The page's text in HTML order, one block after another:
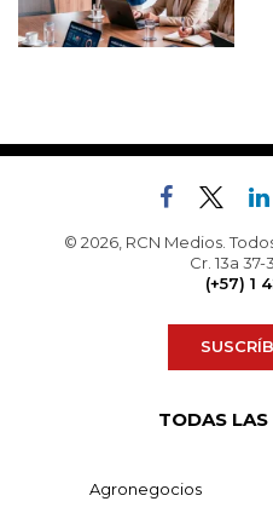
© 2026, RCN Medios.
Cr. 13a
(+57) 1
TODAS LAS
Agronegocios